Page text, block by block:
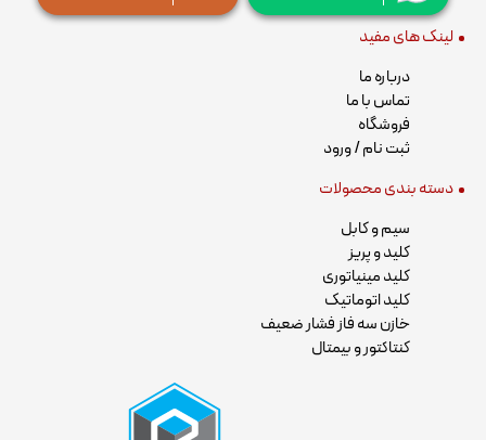
لینک های مفید
درباره ما
تماس با ما
فروشگاه
ثبت نام / ورود
دسته بندی محصولات
سیم و کابل
کلید و پریز
کلید مینیاتوری
کلید اتوماتیک
خازن سه فاز فشار ضعیف
کنتاکتور و بیمتال